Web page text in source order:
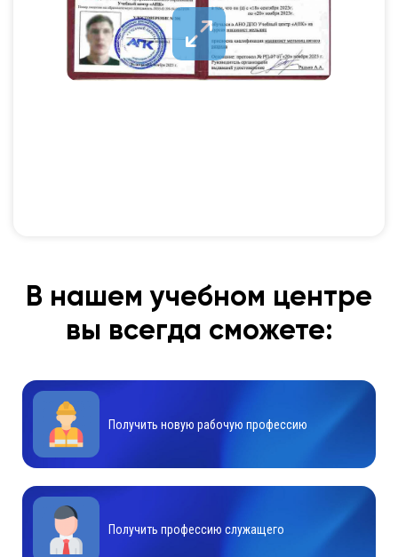
В нашем учебном центре
вы всегда сможете:
Получить новую рабочую профессию
Получить профессию служащего